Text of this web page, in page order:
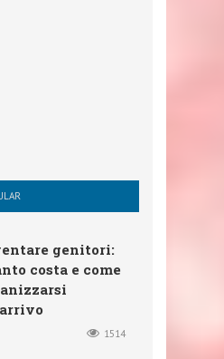
genitori:
costa e come
1514